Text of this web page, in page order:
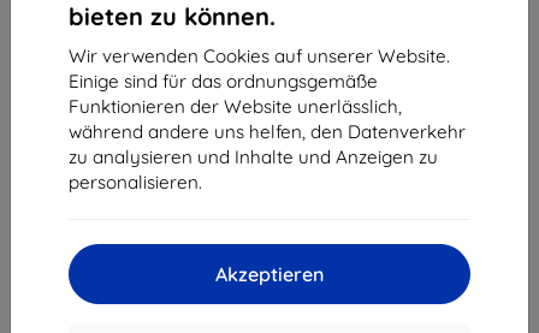
bieten zu können.
Wir verwenden Cookies auf unserer Website.
Einige sind für das ordnungsgemäße
Funktionieren der Website unerlässlich,
während andere uns helfen, den Datenverkehr
zu analysieren und Inhalte und Anzeigen zu
personalisieren.
Akzeptieren
info@top4mobile.eu
Schreiben Sie uns
Montag bis Freitag:
Online8:00 - 16:00